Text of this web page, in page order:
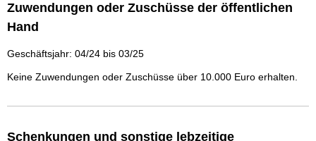
Zuwendungen oder Zuschüsse der öffentlichen
Hand
Geschäftsjahr: 04/24 bis 03/25
Keine Zuwendungen oder Zuschüsse über 10.000 Euro erhalten.
Schenkungen und sonstige lebzeitige